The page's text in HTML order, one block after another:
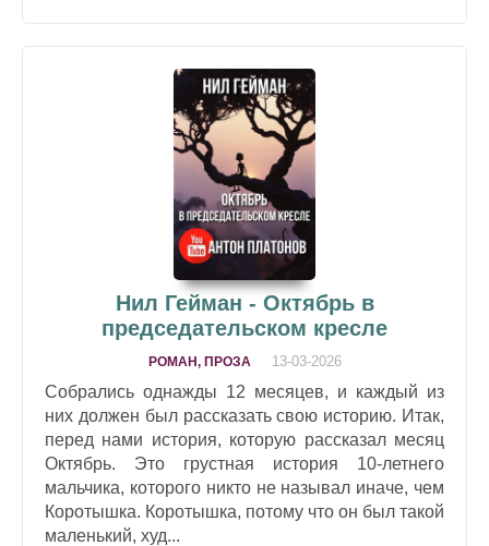
Нил Гейман - Октябрь в
председательском кресле
РОМАН, ПРОЗА 13-03-2026
Собрались однажды 12 месяцев, и каждый из
них должен был рассказать свою историю. Итак,
перед нами история, которую рассказал месяц
Октябрь. Это грустная история 10-летнего
мальчика, которого никто не называл иначе, чем
Коротышка. Коротышка, потому что он был такой
маленький, худ...